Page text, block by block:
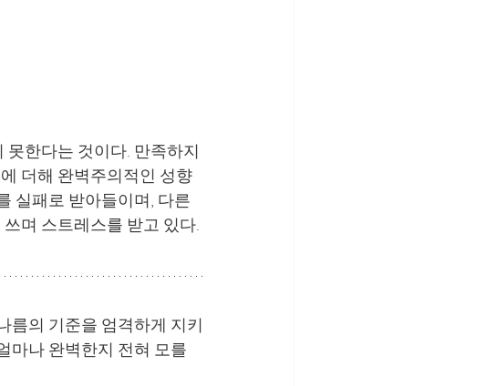
한다는 것이다. 만족하지
더해 완벽주의적인 성향
실패로 받아들이며, 다른
며 스트레스를 받고 있다.
름의 기준을 엄격하게 지키
마나 완벽한지 전혀 모를